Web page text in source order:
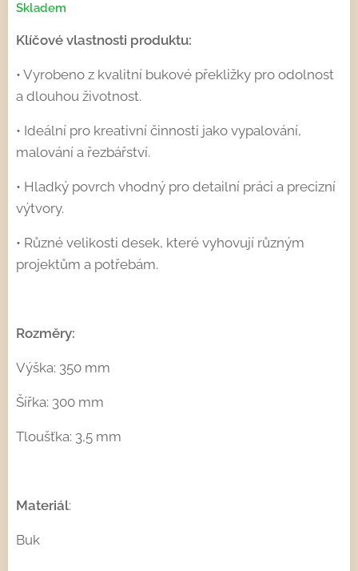
Skladem
Klíčové vlastnosti produktu:
• Vyrobeno z kvalitní bukové překližky pro odolnost
a dlouhou životnost.
• Ideální pro kreativní činnosti jako vypalování,
malování a řezbářství.
• Hladký povrch vhodný pro detailní práci a precizní
výtvory.
• Různé velikosti desek, které vyhovují různým
projektům a potřebám.
Rozměry:
Výška: 350 mm
Šířka: 300 mm
Tloušťka: 3,5 mm
Materiál:
Buk